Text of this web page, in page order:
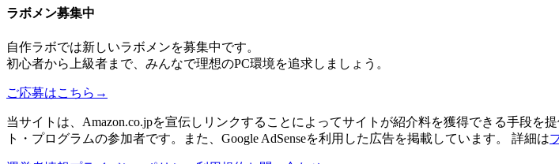
ラボメン募集中
自作ラボでは新しいラボメンを募集中です。
初心者から上級者まで、みんなで理想のPC環境を追求しましょう。
ご応募はこちら →
当サイトは、Amazon.co.jpを宣伝しリンクすることによってサイトが紹介料を獲得できる手段
ト・プログラムの参加者です。また、Google AdSenseを利用した広告を掲載しています。 詳細は